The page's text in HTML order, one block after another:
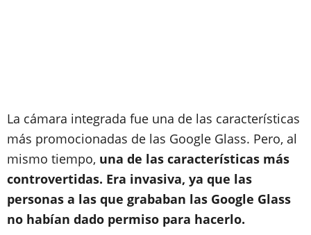
La cámara integrada fue una de las características
más promocionadas de las Google Glass. Pero, al
mismo tiempo, una de las características más
controvertidas. Era invasiva, ya que las
personas a las que grababan las Google Glass
no habían dado permiso para hacerlo.